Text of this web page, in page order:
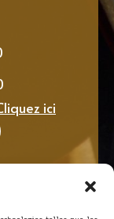
ici